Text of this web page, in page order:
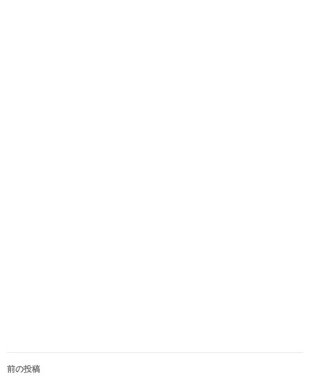
投
前の投稿